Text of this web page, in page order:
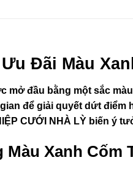
Đãi Màu
mở đầu bằng một sắc
để giải quyết dứt
CƯỚI NHÀ LỲ biến ý
Màu Xanh